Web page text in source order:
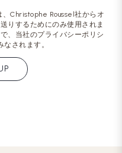
Christophe Roussel社からオ
りするためにのみ使用されま
、当社のプライバシーポリシ
されます。